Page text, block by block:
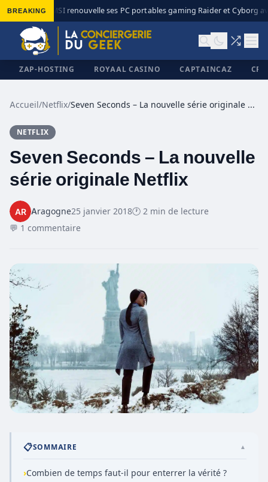
BREAKING
◆ MSI renouvelle ses PC portables gaming Raider et Cyborg
ZAP-HOSTING ROYAAL CASINO CAPTAINCAZ
Accueil/Netflix/ Seven Seconds – La nouvelle série originale Netflix
NETFLIX
Seven Seconds – La nouvelle
série originale Netflix
Aragogne25 janvier 2018🕐 2 min de lecture
💬 1 commentaire
📋SOMMAIRE ▲
›Combien de temps faut-il pour enterrer la vérité ?